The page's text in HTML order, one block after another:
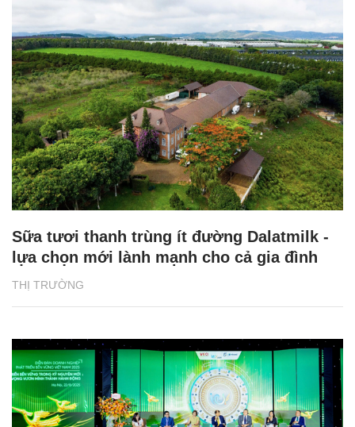
THỊ TRƯỜNG
Sữa tươi thanh trùng ít đường Dalatmilk -
lựa chọn mới lành mạnh cho cả gia đình